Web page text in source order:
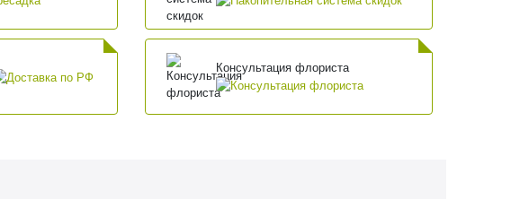
Консультация флориста